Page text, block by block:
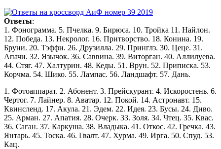
Ответы:
1. Фонограмма. 5. Пчелка. 9. Бирюса. 10. Тройка 11. Найлон.
12. Победа. 13. Некролог. 16. Притворство. 18. Конина. 19.
Бруни. 20. Тэффи. 26. Друзилла. 29. Принглз. 30. Цеце. 31.
Апачи. 32. Язычок. 36. Саввина. 39. Виторган. 40. Аллилуева.
44. Стяг. 47. Халтурин. 48. Кеды. 51. Врун. 52. Приписка. 53.
Корчма. 54. Шико. 55. Лампас. 56. Ландшафт. 57. Дань.
1. Фотоаппарат. 2. Абонент. 3. Прейскурант. 4. Искоростень. 6.
Чертог. 7. Лайнер. 8. Аватар. 12. Покой. 14. Астронавт. 15.
Квинсленд. 17. Акула. 21. Эдем. 22. Идея. 23. Бусы. 24. Диво.
25. Арман. 27. Апатия. 28. Очерк. 33. Золя. 34. Чтец. 35. Квас.
36. Саган. 37. Каркуша. 38. Владыка. 41. Откос. 42. Гречка. 43.
Янтарь. 45. Тоска. 46. Гвалт. 47. Хурма. 49. Ирга. 50. Спуд. 53.
Кац.